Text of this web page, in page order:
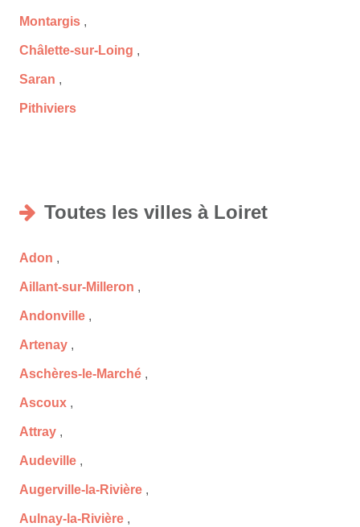
Montargis ,
Châlette-sur-Loing ,
Saran ,
Pithiviers
Toutes les villes à Loiret
Adon ,
Aillant-sur-Milleron ,
Andonville ,
Artenay ,
Aschères-le-Marché ,
Ascoux ,
Attray ,
Audeville ,
Augerville-la-Rivière ,
Aulnay-la-Rivière ,